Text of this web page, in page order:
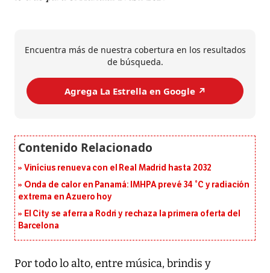
Encuentra más de nuestra cobertura en los resultados
de búsqueda.
Agrega La Estrella en Google ↗️
Vinícius renueva con el Real Madrid hasta 2032
Onda de calor en Panamá: IMHPA prevé 34 °C y radiación
extrema en Azuero hoy
El City se aferra a Rodri y rechaza la primera oferta del
Barcelona
Por todo lo alto, entre música, brindis y